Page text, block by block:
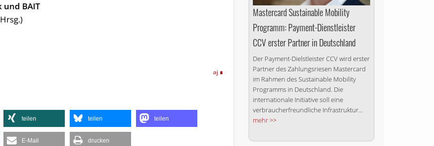
und BAIT
aj
teilen teilen teilen
E-Mail drucken
Mastercard Sustainable Mobility
Programm: Payment-Dienstleister
CCV erster Partner in Deutschland
Der Payment-Dielstleister CCV wird erster
Partner des Zahlungsriesen Mastercard
im Rahmen des Sustainable Mobility
Programms in Deutschland. Die
internationale Initiative soll eine
verbraucherfreundliche Infrastruktur...
mehr >>